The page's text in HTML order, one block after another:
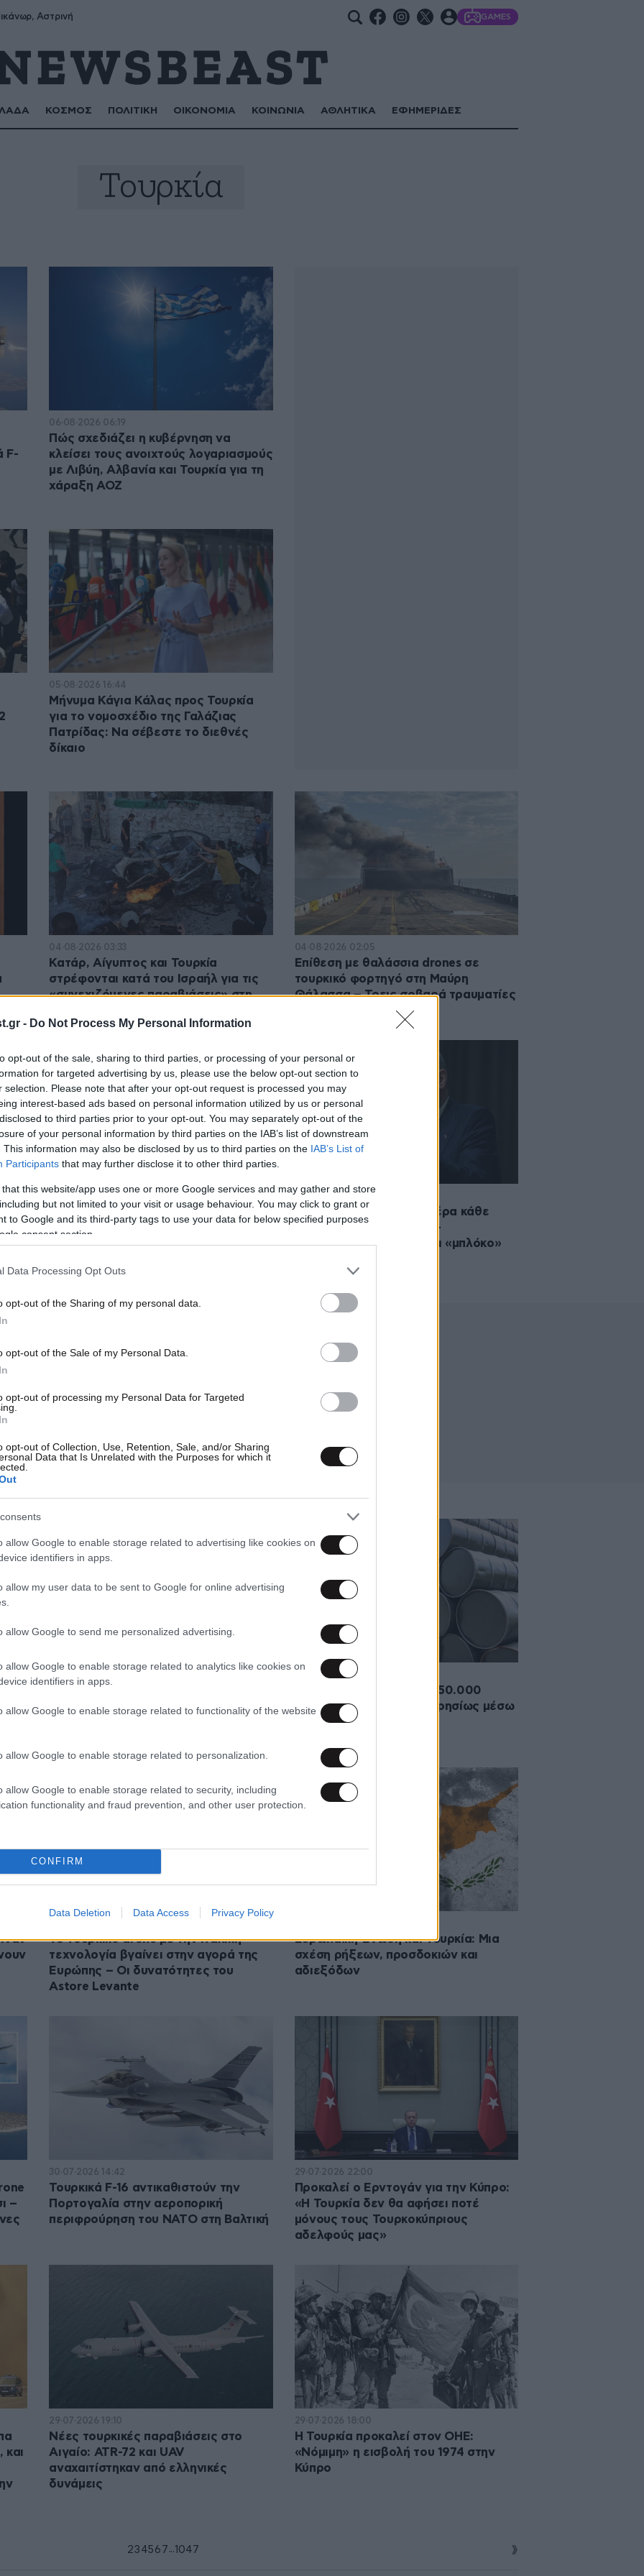
- Do Not Process My Personal Information
opt-out of the sale, sharing to third parties, or processing of your personal or
for targeted advertising by us, please use the below opt-out section to
selection. Please note that after your opt-out request is processed you may
interest-based ads based on personal information utilized by us or personal
to third parties prior to your opt-out. You may separately opt-out of the
of your personal information by third parties on the IAB’s list of downstream
This information may also be disclosed by us to third parties on the IAB’s List of
Participants that may further disclose it to other third parties.
that this website/app uses one or more Google services and may gather and store
but not limited to your visit or usage behaviour. You may click to grant or
to Google and its third-party tags to use your data for below specified purposes
consent section.
Data Processing Opt Outs
opt-out of the Sharing of my personal data.
opt-out of the Sale of my Personal Data.
opt-out of processing my Personal Data for Targeted
opt-out of Collection, Use, Retention, Sale, and/or Sharing
Data that Is Unrelated with the Purposes for which it
allow Google to enable storage related to advertising like cookies on
identifiers in apps.
allow my user data to be sent to Google for online advertising
allow Google to send me personalized advertising.
allow Google to enable storage related to analytics like cookies on
identifiers in apps.
allow Google to enable storage related to functionality of the website
allow Google to enable storage related to personalization.
allow Google to enable storage related to security, including
functionality and fraud prevention, and other user protection.
CONFIRM
Data Deletion Data Access Privacy Policy
Αστρινή GAMES
ΚΟΣΜΟΣ ΠΟΛΙΤΙΚΗ ΟΙΚΟΝΟΜΙΑ ΚΟΙΝΩΝΙΑ ΑΘΛΗΤΙΚΑ ΕΦΗΜΕΡΙΔΕΣ
Τουρκία
F-
06·08·2026 06:19
Πώς σχεδιάζει η κυβέρνηση να
κλείσει τους ανοιχτούς λογαριασμούς
με Λιβύη, Αλβανία και Τουρκία για τη
χάραξη ΑΟΖ
05·08·2026 16:44
Μήνυμα Κάγια Κάλας προς Τουρκία
για το νομοσχέδιο της Γαλάζιας
Πατρίδας: Να σέβεστε το διεθνές
δίκαιο
04·08·2026 03:33
Κατάρ, Αίγυπτος και Τουρκία
στρέφονται κατά του Ισραήλ για τις
«συνεχιζόμενες παραβιάσεις» στη
04·08·2026 02:05
Επίθεση με θαλάσσια drones σε
τουρκικό φορτηγό στη Μαύρη
Θάλασσα – Τρεις σοβαρά τραυματίες
18
03·08·2026 17:07
Μυτιλήνη: Συνελήφθη Τούρκος
πλοιοκτήτης για διακίνηση κοκαΐνης
άνω των δύο τόνων
03·08·2026 08:46
Η Άγκυρα τίναξε στον αέρα κάθε
ελπίδα για το Κυπριακό –
Παραβιάσεις, απειλές και «μπλόκο»
01·08·2026 20:02
ΗΠΑ: Νομοσχέδιο στο Κογκρέσο
συνδέει τις πωλήσεις στρατιωτικού
01·08·2026 16:18
Η Τουρκία εξασφάλισε 750.000
βαρέλια πετρελαίου ημερησίως μέσω
αγωγού από το Ιράκ
Το τουρκικό drone με την ιταλική
τεχνολογία βγαίνει στην αγορά της
Ευρώπης – Οι δυνατότητες του
Astore Levante
Ευρωπαϊκή Ένωση και Τουρκία: Μια
σχέση ρήξεων, προσδοκιών και
αδιεξόδων
–
30·07·2026 14:42
Τουρκικά F-16 αντικαθιστούν την
Πορτογαλία στην αεροπορική
περιφρούρηση του ΝΑΤΟ στη Βαλτική
29·07·2026 22:00
Προκαλεί ο Ερντογάν για την Κύπρο:
«Η Τουρκία δεν θα αφήσει ποτέ
μόνους τους Τουρκοκύπριους
αδελφούς μας»
και
29·07·2026 19:10
Νέες τουρκικές παραβιάσεις στο
Αιγαίο: ATR-72 και UAV
αναχαιτίστηκαν από ελληνικές
δυνάμεις
29·07·2026 18:00
Η Τουρκία προκαλεί στον ΟΗΕ:
«Νόμιμη» η εισβολή του 1974 στην
Κύπρο
23 45 6 7 ...1047